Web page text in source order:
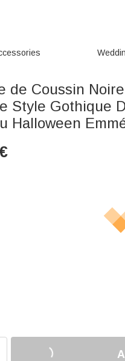
de Coussin
Style Gothique
Halloween